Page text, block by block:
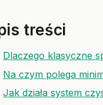
treści
Dlaczego klasyczne
Na czym polega
Jak działa system